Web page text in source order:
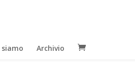
siamo Archivio